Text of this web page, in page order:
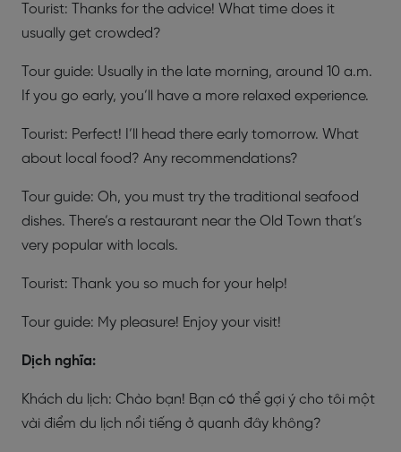
Tourist: Thanks for the advice! What time does it
usually get crowded?
Tour guide: Usually in the late morning, around 10 a.m.
If you go early, you’ll have a more relaxed experience.
Tourist: Perfect! I’ll head there early tomorrow. What
about local food? Any recommendations?
Tour guide: Oh, you must try the traditional seafood
dishes. There’s a restaurant near the Old Town that’s
very popular with locals.
Tourist: Thank you so much for your help!
Tour guide: My pleasure! Enjoy your visit!
Dịch nghĩa:
Khách du lịch: Chào bạn! Bạn có thể gợi ý cho tôi một
vài điểm du lịch nổi tiếng ở quanh đây không?